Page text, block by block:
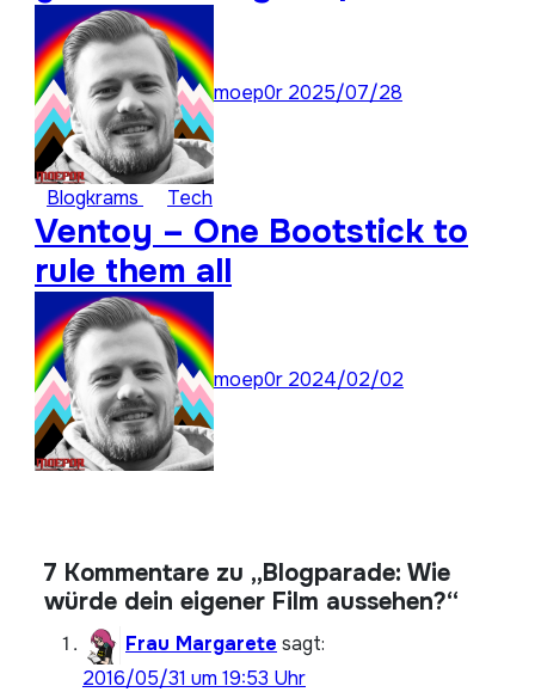
für ungespielte Titel
moep0r 2025/07/28
Blogkrams Tech
Ventoy – One Bootstick to
rule them all
moep0r 2024/02/02
7 Kommentare zu „Blogparade: Wie
würde dein eigener Film aussehen?“
Frau Margarete sagt:
2016/05/31 um 19:53 Uhr